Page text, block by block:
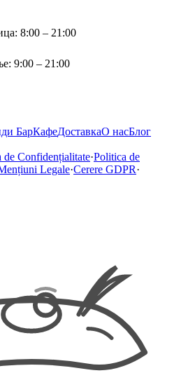
8:00 – 21:00
9:00 – 21:00
БарКафеДоставкаО насБлог
de Confidențialitate·Politica de
Legale·Cerere GDPR·